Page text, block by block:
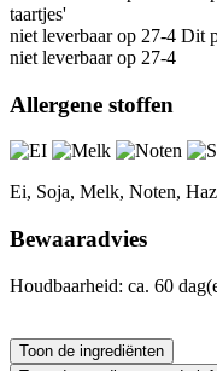
taartjes'
niet leverbaar op 27-4 Dit
niet leverbaar op 27-4
Allergene stoffen
Ei, Soja, Melk, Noten,
Bewaaradvies
Houdbaarheid: ca. 60